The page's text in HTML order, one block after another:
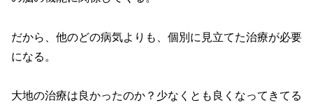
だから、他のどの病気よりも、個別に見立てた治療が必要
になる。
大地の治療は良かったのか？少なくとも良くなってきてる